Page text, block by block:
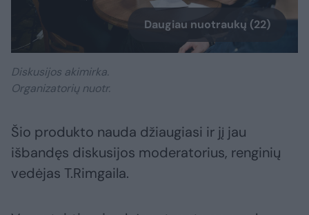
Daugiau nuotraukų (22)
Diskusijos akimirka.
Organizatorių nuotr.
Šio produkto nauda džiaugiasi ir jį jau
išbandęs diskusijos moderatorius, renginių
vedėjas T.Rimgaila.